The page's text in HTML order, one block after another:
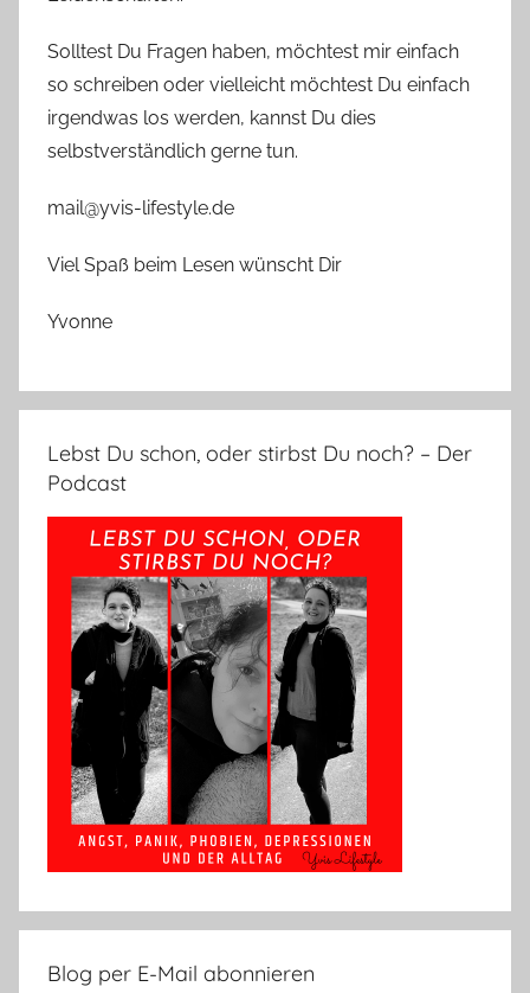
Solltest Du Fragen haben, möchtest mir einfach
so schreiben oder vielleicht möchtest Du einfach
irgendwas los werden, kannst Du dies
selbstverständlich gerne tun.
mail@yvis-lifestyle.de
Viel Spaß beim Lesen wünscht Dir
Yvonne
Lebst Du schon, oder stirbst Du noch? – Der
Podcast
Blog per E-Mail abonnieren